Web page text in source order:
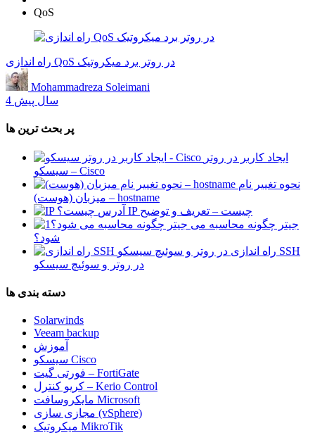
QoS
راه اندازی QoS در روتر برد میکروتیک
Mohammadreza Soleimani
4 سال پیش
پر بحث ترین ها
ایجاد کاربر در روتر
سیسکو – Cisco
نحوه تغییر نام
میزبان (هوست) – hostname
آدرس IP چیست – تعریف و توضیح
جیتر چگونه محاسبه می
شود؟
راه اندازی SSH
در روتر و سوئیچ سیسکو
دسته بندی ها
Solarwinds
Veeam backup
آموزش
سیسکو Cisco
فورتی گیت – FortiGate
کریو کنترل – Kerio Control
مایکروسافت Microsoft
مجازی سازی (vSphere)
میکروتیک MikroTik